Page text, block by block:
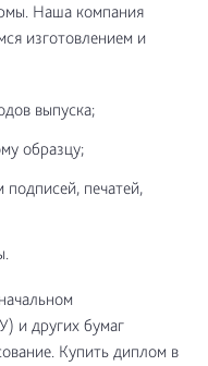
Наша компания
изготовлением и
выпуска;
образцу;
подписей, печатей,
и других бумаг
Купить диплом в